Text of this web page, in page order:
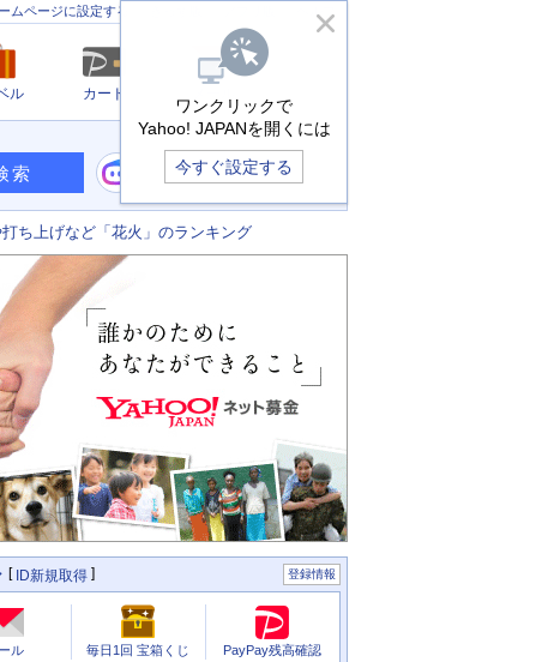
ワンクリックで
Yahoo! JAPANを開くには
今すぐ設定する
ムページに設定する
ル カード
索
ち上げなど「花火」のランキング
ID新規取得 登録情報
ル 毎日1回 宝箱くじ PayPay残高確認